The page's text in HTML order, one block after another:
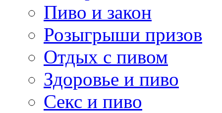
Пиво и закон
Розыгрыши призов
Отдых с пивом
Здоровье и пиво
Секс и пиво